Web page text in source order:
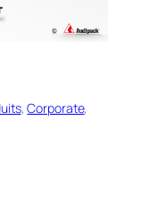
, Corporate